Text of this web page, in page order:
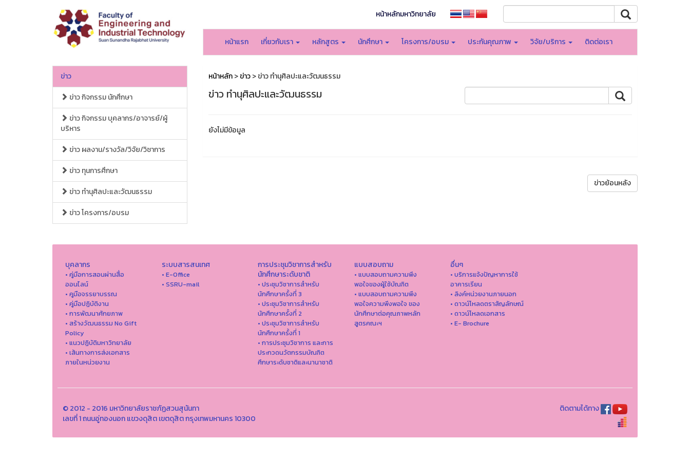
หน้าหลักมหาวิทยาลัย
หน้าแรก เกี่ยวกับเรา หลักสูตร นักศึกษา โครงการ/อบรม ประกันคุณภาพ วิจัย/บริการ ติดต่อเรา
ข่าว
ข่าว กิจกรรม นักศึกษา
ข่าว กิจกรรม บุคลากร/อาจารย์/ผู้
บริหาร
ข่าว ผลงาน/รางวัล/วิจัย/วิชาการ
ข่าว ทุนการศึกษา
ข่าว ทำนุศิลปะและวัฒนธรรม
ข่าว โครงการ/อบรม
หน้าหลัก>ข่าว> ข่าว ทำนุศิลปะและวัฒนธรรม
ข่าว ทำนุศิลปะและวัฒนธรรม
ยังไม่มีข้อมูล
ข่าวย้อนหลัง
บุคลากร
• คู่มือการสอนผ่านสื่อ
ออนไลน์
• คูมือจรรยาบรรณ
• คู่มือปฏิบัติงาน
• การพัฒนาศักยภาพ
• สร้างวัฒนธรรม No Gift
Policy
• แนวปฏิบัติมหาวิทยาลัย
• เส้นทางการส่งเอกสาร
ภายในหน่วยงาน
ระบบสารสนเทศ
• E-Office
• SSRU-mail
การประชุมวิชาการสำหรับ
นักศึกษาระดับชาติ
• ประชุมวิชาการสำหรับ
นักศึกษาครั้งที่ 3
• ประชุมวิชาการสำหรับ
นักศึกษาครั้งที่ 2
• ประชุมวิชาการสำหรับ
นักศึกษาครั้งที่ 1
• การประชุมวิชาการ และการ
ประกวดนวัตกรรมบัณฑิต
ศึกษาระดับชาติและนานาชาติ
แบบสอบถาม
• แบบสอบถามความพึง
พอใจของผู้ใช้บัณฑิต
• แบบสอบถามความพึง
พอใจความพึงพอใจ ของ
นักศึกษาต่อคุณภาพหลัก
สูตรคณะฯ
อื่นๆ
• บริการแจ้งปัญหาการใ่ช้
อาคารเรียน
• ลิงค์หน่วยงานภายนอก
• ดาวน์โหลดตราสัญลักษณ์
• ดาวน์โหลดเอกสาร
• E- Brochure
© 2012 - 2016 มหาวิทยาลัยราชภัฏสวนสุนันทา
เลขที่ 1 ถนนอู่ทองนอก แขวงดุสิต เขตดุสิต กรุงเทพมหานคร 10300
ติดตามได้ทาง